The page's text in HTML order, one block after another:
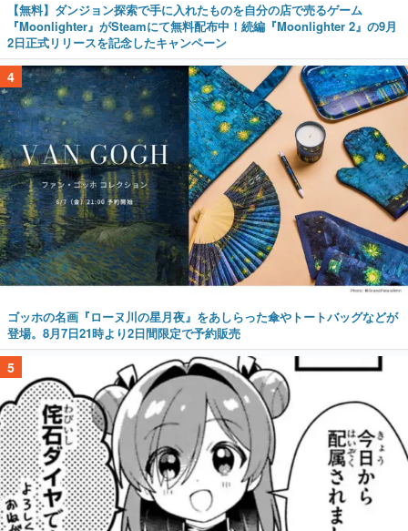
【無料】ダンジョン探索で手に入れたものを自分の店で売るゲーム
『Moonlighter』がSteamにて無料配布中！続編『Moonlighter 2』の9月
2日正式リリースを記念したキャンペーン
4
ゴッホの名画『ローヌ川の星月夜』をあしらった傘やトートバッグなどが
登場。8月7日21時より2日間限定で予約販売
5